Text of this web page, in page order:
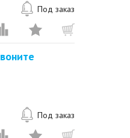
Под заказ
Под заказ